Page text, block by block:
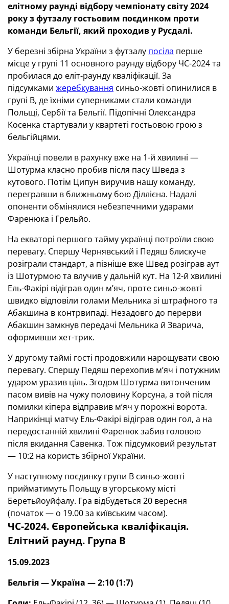
елітному раунді відбору чемпіонату світу 2024
року з футзалу гостьовим поєдинком проти
команди Бельгії, який проходив у Русдалі.
У березні збірна України з футзалу посіла перше
місце у групі 11 основного раунду відбору ЧС-2024 та
пробилася до еліт-раунду кваліфікації. За
підсумками жеребкування синьо-жовті опинилися в
групі В, де їхніми суперниками стали команди
Польщі, Сербії та Бельгії. Підопічні Олександра
Косенка стартували у квартеті гостьовою грою з
бельгійцями.
Українці повели в рахунку вже на 1-й хвилині —
Шотурма класно пробив після пасу Шведа з
кутового. Потім Ципун виручив нашу команду,
перегравши в ближньому бою Діллієна. Надалі
опоненти обмінялися небезпечними ударами
Фаренюка і Грельйо.
На екваторі першого тайму українці потроїли свою
перевагу. Спершу Чернявський і Педяш блискуче
розіграли стандарт, а пізніше вже Швед розіграв аут
із Шотурмою та влучив у дальній кут. На 12-й хвилині
Ель-Факірі відіграв один м’яч, проте синьо-жовті
швидко відповіли голами Мельника зі штрафного та
Абакшина в контрвипаді. Незадовго до перерви
Абакшин замкнув передачі Мельника й Зварича,
оформивши хет-трик.
У другому таймі гості продовжили нарощувати свою
перевагу. Спершу Педяш перехопив м’яч і потужним
ударом уразив ціль. Згодом Шотурма витонченим
пасом вивів на чужу половину Корсуна, а той після
помилки кіпера відправив м’яч у порожні ворота.
Наприкінці матчу Ель-Факірі відіграв один гол, а на
передостанній хвилині Фаренюк забив головою
після вкидання Савенка. Тож підсумковий результат
— 10:2 на користь збірної України.
У наступному поєдинку групи В синьо-жовті
прийматимуть Польщу в угорському місті
Беретьйоуйфалу. Гра відбудеться 20 вересня
(початок — о 19.00 за київським часом).
ЧС-2024. Європейська кваліфікація.
Елітний раунд. Група В
15.09.2023
Бельгія —Україна — 2:10 (1:7)